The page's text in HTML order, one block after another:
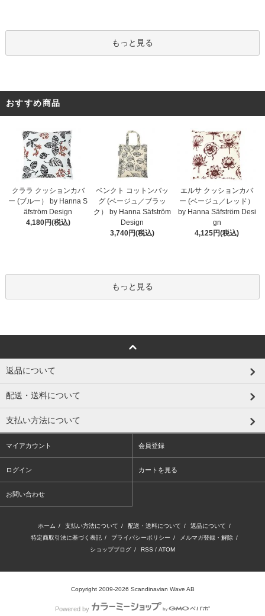
もっと見る
おすすめ商品
クララ クッションカバ
ー (ブルー） by Hanna S
äfström Design
4,180円(税込)
ベンクト コットンバッ
グ (ベージュ／ブラッ
ク） by Hanna Säfström
Design
3,740円(税込)
エルサ クッションカバ
ー (ベージュ／レッド）
by Hanna Säfström Desi
gn
4,125円(税込)
もっと見る
返品について
配送・送料について
支払い方法について
マイアカウント 会員登録
ログイン カートを見る
お問い合わせ
ホーム / 支払い方法について / 配送・送料について / 返品について /
特定商取引法に基づく表記 / プライバシーポリシー / メルマガ登録・解除 /
ショップブログ / RSS / ATOM
Copyright 2009-2026 Scandinavian Wave AB
Powered by